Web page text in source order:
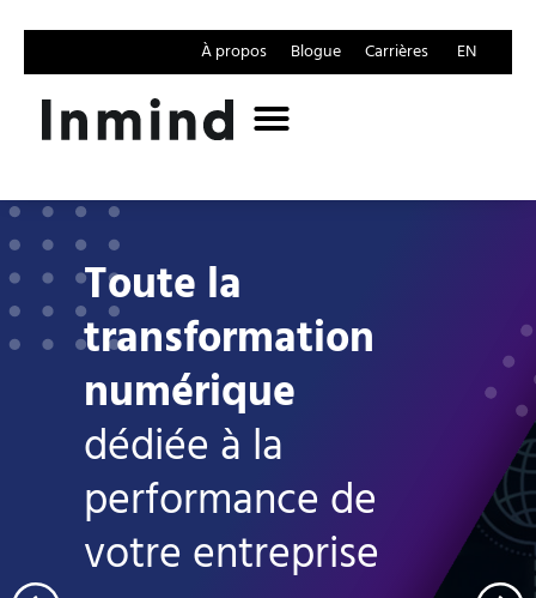
À propos Blogue Carrières EN
Toute la
transformation
numérique
dédiée à la
performance de
votre entreprise